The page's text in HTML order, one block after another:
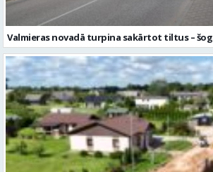
Valmieras novadā turpina sakārtot tiltus –